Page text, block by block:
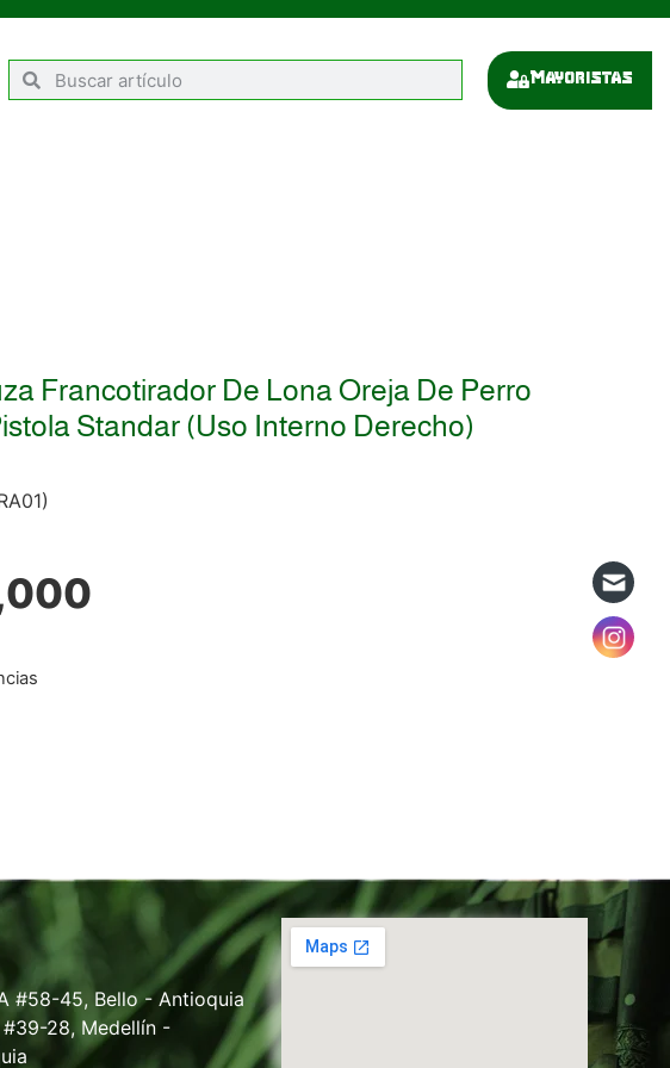
Mayoristas
Francotirador De Lona Oreja De Perro
Standar (uso Interno Derecho)
#58-45, Bello - Antioquia
#39-28, Medellín -